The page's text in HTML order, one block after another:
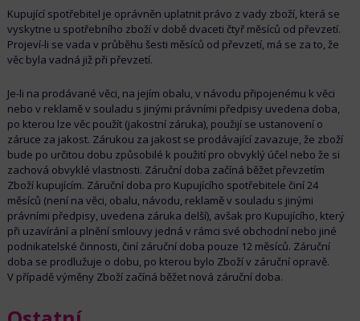
Kupující spotřebitel je oprávněn uplatnit právo z vady zboží, která se
vyskytne u spotřebního zboží v době dvaceti čtyř měsíců od převzetí.
Projeví-li se vada v průběhu šesti měsíců od převzetí, má se za to, že
věc byla vadná již při převzetí.
Je-li na prodávané věci, na jejím obalu, v návodu připojenému k věci
nebo v reklamě v souladu s jinými právními předpisy uvedena doba,
po kterou lze věc použít (jakostní záruka), použijí se ustanovení o
záruce za jakost. Zárukou za jakost se prodávající zavazuje, že zboží
bude po určitou dobu způsobilé k použití pro obvyklý účel nebo že si
zachová obvyklé vlastnosti. Záruční doba začíná běžet převzetím
Zboží kupujícím. Záruční doba pro Kupujícího spotřebitele činí 24
měsíců (není na věci, obalu, návodu, reklamě v souladu s jinými
právními předpisy, uvedena záruka delší), avšak pro Kupujícího, který
při uzavírání a plnění smlouvy jedná v rámci své obchodní nebo jiné
podnikatelské činnosti, činí záruční doba pouze 12 měsíců. Záruční
doba se prodlužuje o dobu, po kterou bylo Zboží v záruční opravě.
V případě výměny Zboží začíná běžet nová záruční doba.